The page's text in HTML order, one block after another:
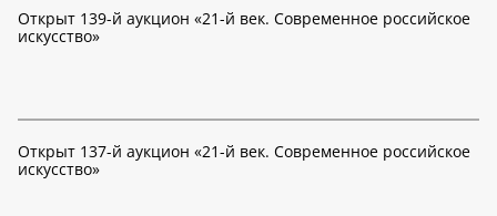
Открыт 139-й аукцион «21-й век. Современное российское
искусство»
Открыт 137-й аукцион «21-й век. Современное российское
искусство»